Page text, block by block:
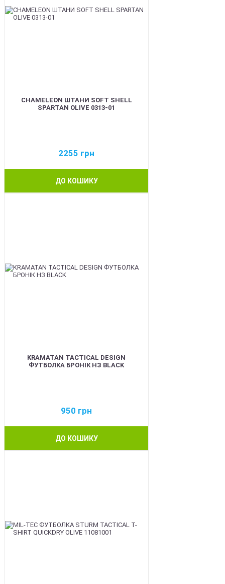
CHAMELEON ШТАНИ SOFT SHELL
SPARTAN OLIVE 0313-01
2255 грн
ДО КОШИКУ
KRAMATAN TACTICAL DESIGN
ФУТБОЛКА БРОНІК НЗ BLACK
950 грн
ДО КОШИКУ